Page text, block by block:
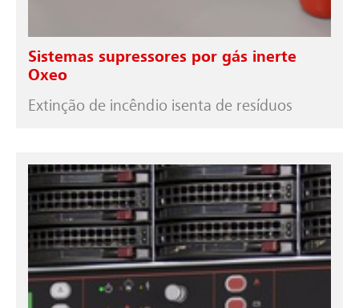
Sistemas supressores por gás inerte
Oxeo
Extinção de incêndio isenta de resíduos